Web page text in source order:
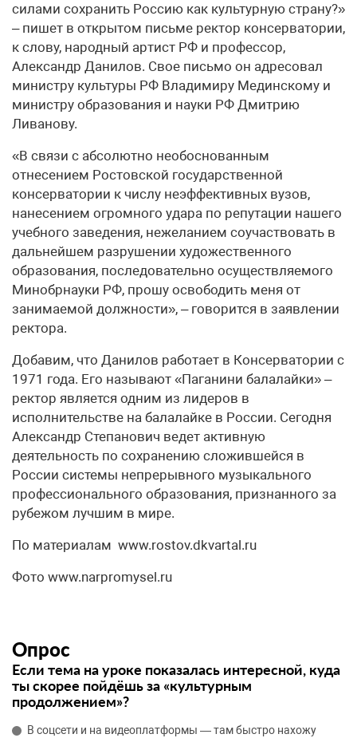
силами сохранить Россию как культурную страну?»
– пишет в открытом письме ректор консерватории,
к слову, народный артист РФ и профессор,
Александр Данилов. Свое письмо он адресовал
министру культуры РФ Владимиру Мединскому и
министру образования и науки РФ Дмитрию
Ливанову.
«В связи с абсолютно необоснованным
отнесением Ростовской государственной
консерватории к числу неэффективных вузов,
нанесением огромного удара по репутации нашего
учебного заведения, нежеланием соучаствовать в
дальнейшем разрушении художественного
образования, последовательно осуществляемого
Минобрнауки РФ, прошу освободить меня от
занимаемой должности», – говорится в заявлении
ректора.
Добавим, что Данилов работает в Консерватории с
1971 года. Его называют «Паганини балалайки» –
ректор является одним из лидеров в
исполнительстве на балалайке в России. Сегодня
Александр Степанович ведет активную
деятельность по сохранению сложившейся в
России системы непрерывного музыкального
профессионального образования, признанного за
рубежом лучшим в мире.
По материалам www.rostov.dkvartal.ru
Фото www.narpromysel.ru
Опрос
Если тема на уроке показалась интересной, куда
ты скорее пойдёшь за «культурным
продолжением»?
В соцсети и на видеоплатформы — там быстро нахожу